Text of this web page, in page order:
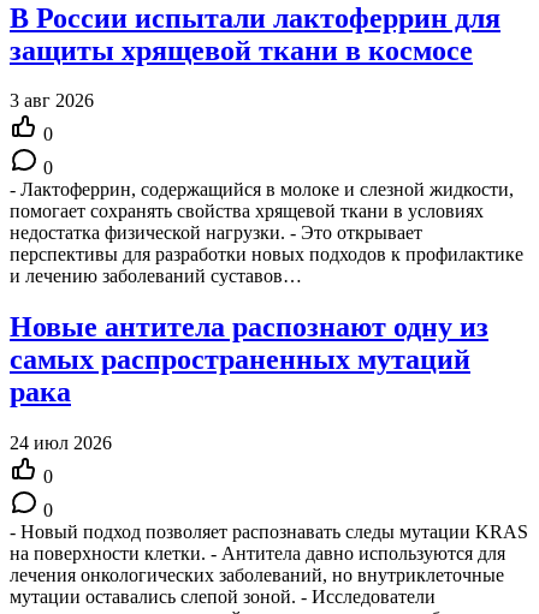
В России испытали лактоферрин для
защиты хрящевой ткани в космосе
3 авг 2026
0
0
- Лактоферрин, содержащийся в молоке и слезной жидкости,
помогает сохранять свойства хрящевой ткани в условиях
недостатка физической нагрузки. - Это открывает
перспективы для разработки новых подходов к профилактике
и лечению заболеваний суставов…
Новые антитела распознают одну из
самых распространенных мутаций
рака
24 июл 2026
0
0
- Новый подход позволяет распознавать следы мутации KRAS
на поверхности клетки. - Антитела давно используются для
лечения онкологических заболеваний, но внутриклеточные
мутации оставались слепой зоной. - Исследователи